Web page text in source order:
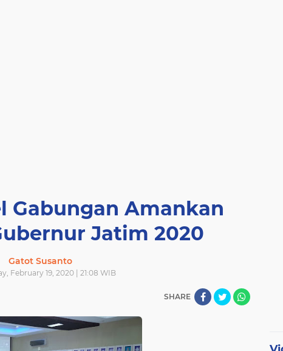
Gabungan Amankan
Jatim 2020
Gatot Susanto
February 19, 2020 | 21:08 WIB
SHARE